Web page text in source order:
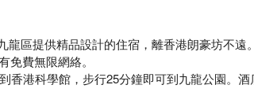
龍區提供精品設計的住宿，離香港朗豪坊不遠
免費無限網絡。
香港科學館，步行25分鐘即可到九龍公園。酒